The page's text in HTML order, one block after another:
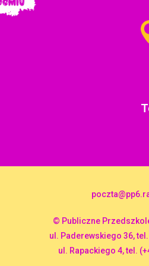
© Publiczne
ul. Paderewskiego 36,
ul. Rapackiego 4, tel.